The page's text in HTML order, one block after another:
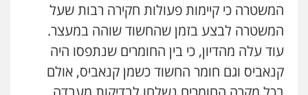
עו"ד משה פלמור
פלילי כלכלי צווארון לבן עורכי דין לענייני
אסירים
0549732303
המשטרה כי קיימות פעולות חקירה רבות שעל
המשטרה לבצע בזמן שהחשוד שוהה במעצר.
עוד עלה מהדיון, כי בין החומרים שנתפסו היה
קנאביס וגם חומר החשוד כשמן קנאביס, אולם